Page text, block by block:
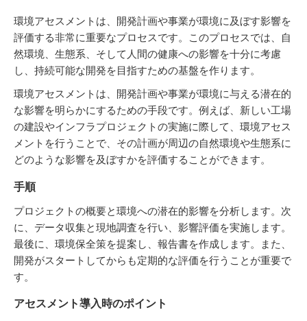
環境アセスメントは、開発計画や事業が環境に及ぼす影響を
評価する非常に重要なプロセスです。このプロセスでは、自
然環境、生態系、そして人間の健康への影響を十分に考慮
し、持続可能な開発を目指すための基盤を作ります。
環境アセスメントは、開発計画や事業が環境に与える潜在的
な影響を明らかにするための手段です。例えば、新しい工場
の建設やインフラプロジェクトの実施に際して、環境アセス
メントを行うことで、その計画が周辺の自然環境や生態系に
どのような影響を及ぼすかを評価することができます。
手順
プロジェクトの概要と環境への潜在的影響を分析します。次
に、データ収集と現地調査を行い、影響評価を実施します。
最後に、環境保全策を提案し、報告書を作成します。また、
開発がスタートしてからも定期的な評価を行うことが重要で
す。
アセスメント導入時のポイント